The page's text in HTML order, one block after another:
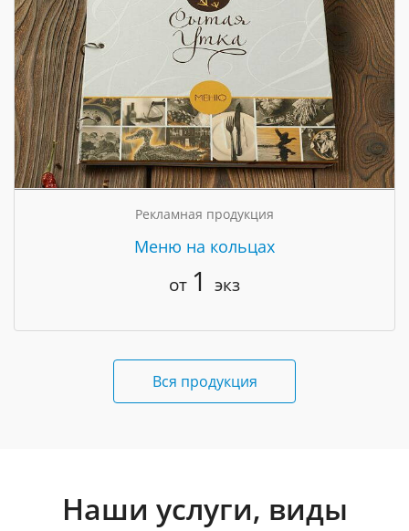
Рекламная продукция
Меню на кольцах
от 1 экз
Вся продукция
Наши услуги, виды